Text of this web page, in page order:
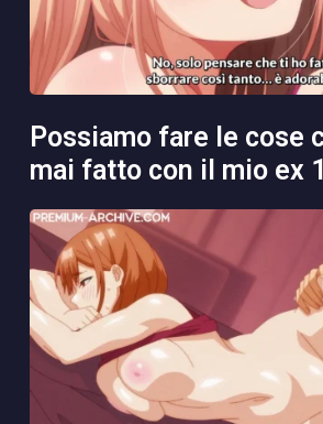
possiamo fare le cose che non ho
mai fatto con il mio ex 1